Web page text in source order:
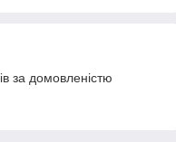
за домовленістю